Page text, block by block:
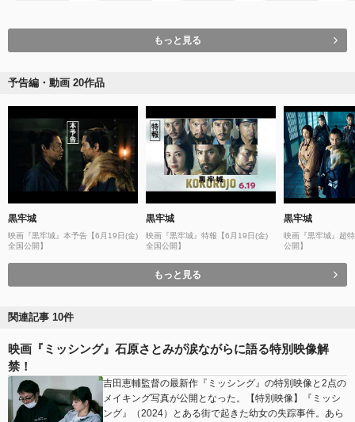
もっと見る
予告編・動画 20作品
黒牢城
映画『黒牢城』本予告【6月19日(金)
全国公開】
黒牢城
映画『黒牢城』特報【6月19日(金)
全国公開】
黒牢城
映画『黒牢城』超
公開】
もっと見る
関連記事 10件
映画『ミッシング』石原さとみが涙ながらに語る特別映像解
禁！
吉田恵輔監督の最新作『ミッシング』の特別映像と2点の
メイキング写真が公開となった。【特別映像】『ミッシ
ング』（2024） とある街で起きた幼女の失踪事件。あら